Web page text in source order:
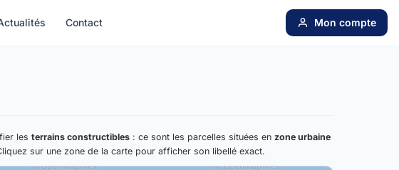
Contact Mon compte
lesterrains constructibles : ce sont les parcelles situées enzone urbaine
sur une zone de la carte pour afficher son libellé exact.